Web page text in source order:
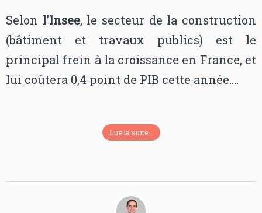
Selon l’Insee, le secteur de la construction
(bâtiment et travaux publics) est le
principal frein à la croissance en France, et
lui coûtera 0,4 point de PIB cette année….
Lire la suite...